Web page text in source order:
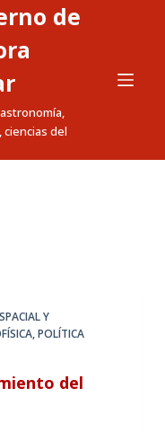
de
ciencias del
Y
,POLÍTICA
del